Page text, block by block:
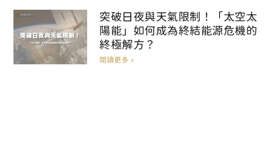
突破日夜與天氣限制！「太空太
陽能」如何成為終結能源危機的
終極解方？
閱讀更多 »